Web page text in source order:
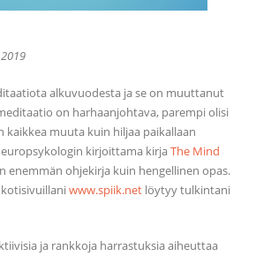
alkuvuodesta ja se on muuttanut
on harhaanjohtava, parempi olisi
muuta kuin hiljaa paikallaan
kirjoittama kirjaThe Mind
enemmän ohjekirja kuin hengellinen opas.
kotisivuillaniwww.spiik.net löytyy tulkintani
ja rankkoja harrastuksia aiheuttaa